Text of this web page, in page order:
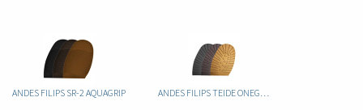
ANDES FILIPS SR-2 AQUAGRIP ANDES FILIPS TEIDE ONEGRIP